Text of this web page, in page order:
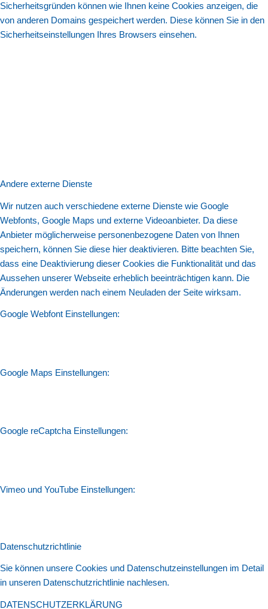
Sicherheitsgründen können wie Ihnen keine Cookies anzeigen, die
von anderen Domains gespeichert werden. Diese können Sie in den
Sicherheitseinstellungen Ihres Browsers einsehen.
Andere externe Dienste
Wir nutzen auch verschiedene externe Dienste wie Google
Webfonts, Google Maps und externe Videoanbieter. Da diese
Anbieter möglicherweise personenbezogene Daten von Ihnen
speichern, können Sie diese hier deaktivieren. Bitte beachten Sie,
dass eine Deaktivierung dieser Cookies die Funktionalität und das
Aussehen unserer Webseite erheblich beeinträchtigen kann. Die
Änderungen werden nach einem Neuladen der Seite wirksam.
Google Webfont Einstellungen:
Google Maps Einstellungen:
Google reCaptcha Einstellungen:
Vimeo und YouTube Einstellungen:
Datenschutzrichtlinie
Sie können unsere Cookies und Datenschutzeinstellungen im Detail
in unseren Datenschutzrichtlinie nachlesen.
DATENSCHUTZERKLÄRUNG